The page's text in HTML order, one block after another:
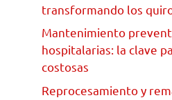
transformando los
Mantenimiento
hospitalarias: la clave
costosas
Reprocesamiento y